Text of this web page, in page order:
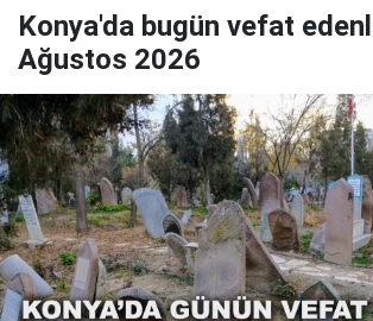
Konya'da bugün vefat
Ağustos 2026